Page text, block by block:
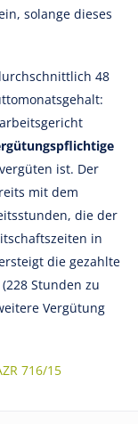
solange dieses
48
ist. Der
mit dem
die der
in
die gezahlte
Stunden zu
Vergütung
716/15